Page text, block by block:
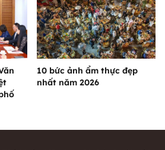
10 bức ảnh ẩm thực đẹp
nhất năm 2026